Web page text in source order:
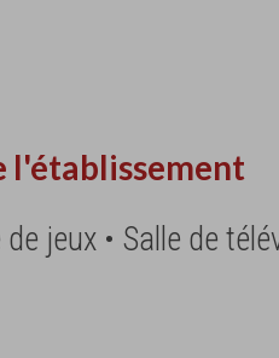
l'établissement
de jeux • Salle de